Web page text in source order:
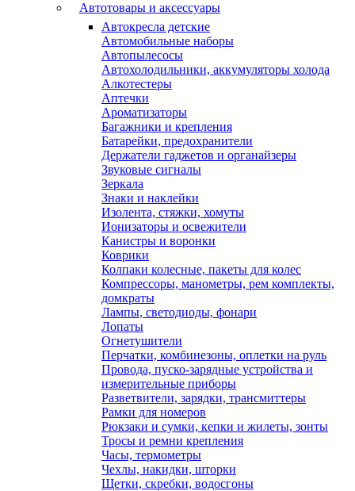
Автотовары и аксессуары
Автокресла детские
Автомобильные наборы
Автопылесосы
Автохолодильники, аккумуляторы холода
Алкотестеры
Аптечки
Ароматизаторы
Багажники и крепления
Батарейки, предохранители
Держатели гаджетов и органайзеры
Звуковые сигналы
Зеркала
Знаки и наклейки
Изолента, стяжки, хомуты
Ионизаторы и освежители
Канистры и воронки
Коврики
Колпаки колесные, пакеты для колес
Компрессоры, манометры, рем комплекты,
домкраты
Лампы, светодиоды, фонари
Лопаты
Огнетушители
Перчатки, комбинезоны, оплетки на руль
Провода, пуско-зарядные устройства и
измерительные приборы
Разветвители, зарядки, трансмиттеры
Рамки для номеров
Рюкзаки и сумки, кепки и жилеты, зонты
Тросы и ремни крепления
Часы, термометры
Чехлы, накидки, шторки
Щетки, скребки, водосгоны